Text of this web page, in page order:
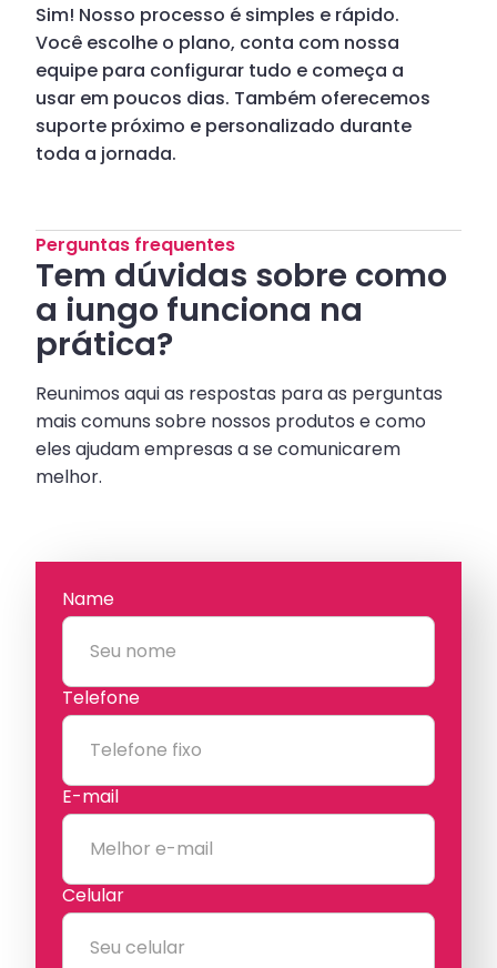
Perguntas frequentes
Tem dúvidas sobre como
a iungo funciona na
prática?
Reunimos aqui as respostas para as perguntas
mais comuns sobre nossos produtos e como
eles ajudam empresas a se comunicarem
melhor.
Sim! Nosso processo é simples e rápido.
Você escolhe o plano, conta com nossa
equipe para configurar tudo e começa a
usar em poucos dias. Também oferecemos
suporte próximo e personalizado durante
toda a jornada.
Name
Telefone
E-mail
Celular